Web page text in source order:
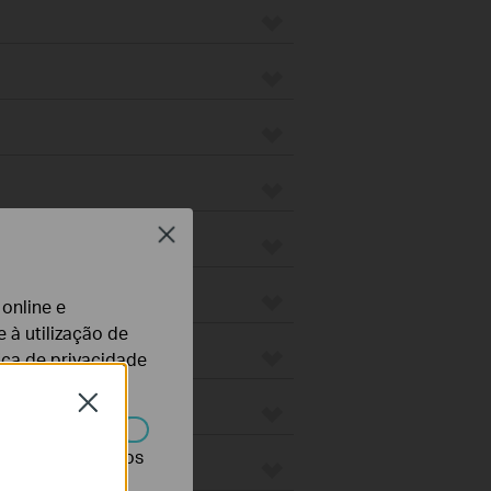
Close
e
à utilização de
de privacidade
desativados nos
Close